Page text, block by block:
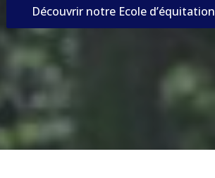
Découvrir notre Ecole d’équitation